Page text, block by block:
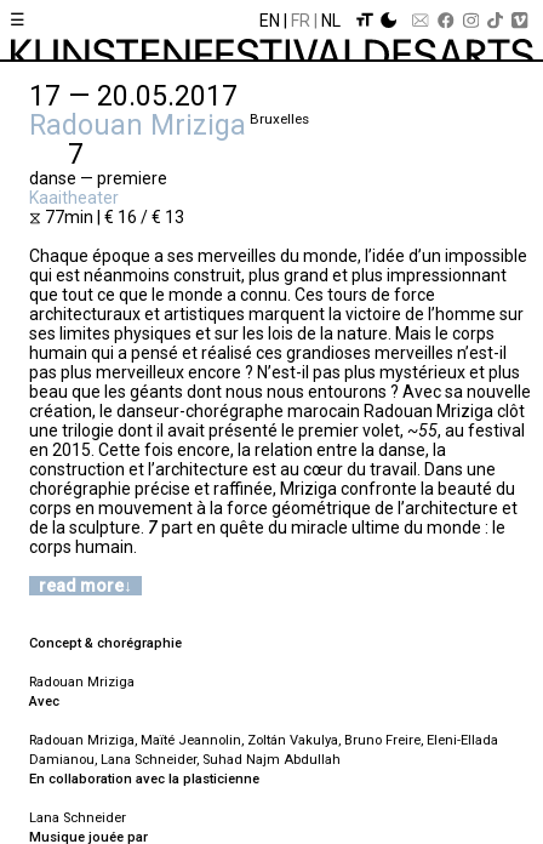
☰ EN FR NL
17 — 20.05.2017
Radouan Mriziga Bruxelles
7
danse — premiere
Kaaitheater
⧖ 77min | € 16 / € 13
Chaque époque a ses merveilles du monde, l’idée d’un impossible
qui est néanmoins construit, plus grand et plus impressionnant
que tout ce que le monde a connu. Ces tours de force
architecturaux et artistiques marquent la victoire de l’homme sur
ses limites physiques et sur les lois de la nature. Mais le corps
humain qui a pensé et réalisé ces grandioses merveilles n’est-il
pas plus merveilleux encore ? N’est-il pas plus mystérieux et plus
beau que les géants dont nous nous entourons ? Avec sa nouvelle
création, le danseur-chorégraphe marocain Radouan Mriziga clôt
une trilogie dont il avait présenté le premier volet, ~55, au festival
en 2015. Cette fois encore, la relation entre la danse, la
construction et l’architecture est au cœur du travail. Dans une
chorégraphie précise et raffinée, Mriziga confronte la beauté du
corps en mouvement à la force géométrique de l’architecture et
de la sculpture. 7part en quête du miracle ultime du monde : le
corps humain.
read more
Concept & chorégraphie
Radouan Mriziga
Avec
Radouan Mriziga, Maïté Jeannolin, Zoltán Vakulya, Bruno Freire, Eleni-Ellada
Damianou, Lana Schneider, Suhad Najm Abdullah
En collaboration avec la plasticienne
Lana Schneider
Musique jouée par